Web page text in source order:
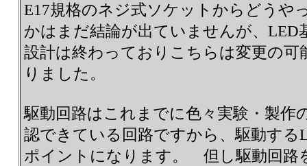
E17規格のネジ式ソケットからどうや
かはまだ結論が出ていませんが、LED
設計は終わっておりこちらは変更の可
りました。
駆動回路はこれまでに色々実験・製作
認できている回路ですから、駆動する
ポイントになります。 但し駆動回路